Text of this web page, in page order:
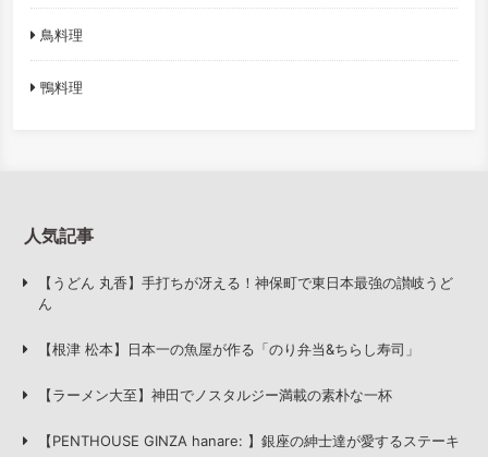
鳥料理
鴨料理
人気記事
【うどん 丸香】手打ちが冴える！神保町で東日本最強の讃岐うど
ん
【根津 松本】日本一の魚屋が作る「のり弁当&ちらし寿司」
【ラーメン大至】神田でノスタルジー満載の素朴な一杯
【PENTHOUSE GINZA hanare: 】銀座の紳士達が愛するステーキ